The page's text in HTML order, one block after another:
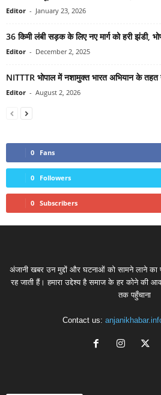
Editor - January 23, 2026
36 किमी लंबी सड़क के लिए नए मार्ग को हरी झंडी,
Editor - December 2, 2025
NITTTR भोपाल में नशामुक्त भारत अभियान के
Editor - August 2, 2026
0 Fans
0 Followers
0 Subscribers
अंजानी खबर उन मुद्दों और घटनाओं को सामने लाने का
रह जाती हैं। हमारा उद्देश्य है समाज के हर कोने की
तक पहुँचाना
Contact us: